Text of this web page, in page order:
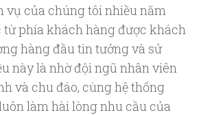
vụ của chúng tôi nhiều năm
phía khách hàng được khách
hàng đầu tin tưởng và sử
này là nhờ đội ngũ nhân viên
và chu đáo, cùng hệ thống
làm hài lòng nhu cầu của